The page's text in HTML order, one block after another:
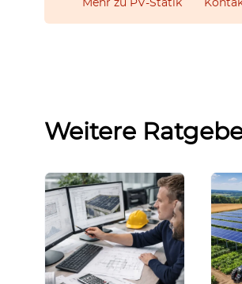
Mehr zu PV-Statik
Weitere